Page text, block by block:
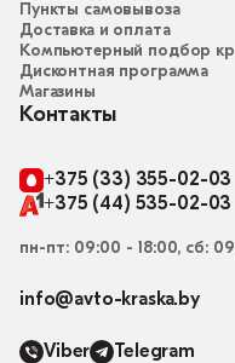
Пункты самовывоза
Доставка и оплата
Компьютерный подбор
Дисконтная программа
Магазины
Контакты
+375 (33) 355-02-03
+375 (44) 535-02-03
пн-пт: 09:00 - 18:00, сб:
info@avto-kraska.by
Viber Telegram